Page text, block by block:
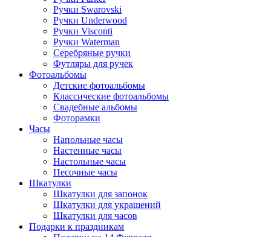
Ручки Swarovski
Ручки Underwood
Ручки Visconti
Ручки Waterman
Серебряные ручки
Футляры для ручек
Фотоальбомы
Детские фотоальбомы
Классические фотоальбомы
Свадебные альбомы
Фоторамки
Часы
Напольные часы
Настенные часы
Настольные часы
Песочные часы
Шкатулки
Шкатулки для запонок
Шкатулки для украшений
Шкатулки для часов
Подарки к праздникам